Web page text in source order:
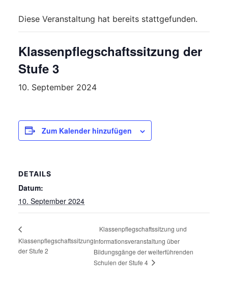
Diese Veranstaltung hat bereits stattgefunden.
Klassenpflegschaftssitzung der
Stufe 3
10. September 2024
Zum Kalender hinzufügen
DETAILS
Datum:
10. September 2024
Klassenpflegschaftssitzung
der Stufe 2
Klassenpflegschaftssitzung und
Informationsveranstaltung über
Bildungsgänge der weiterführenden
Schulen der Stufe 4